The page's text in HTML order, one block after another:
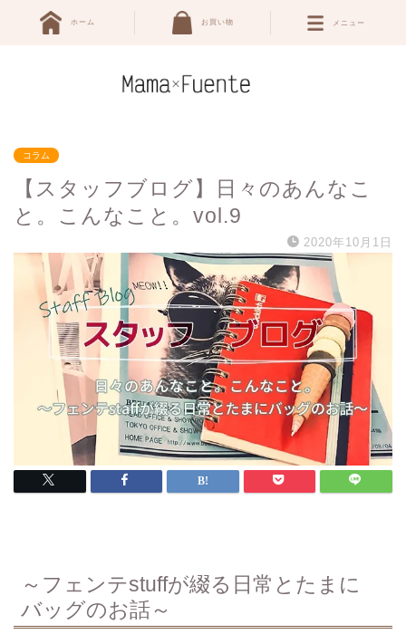
メニュー
ホーム お買い物
コラム
【スタッフブログ】日々のあんなこ
と。こんなこと。vol.9
2020年10月1日
～フェンテstuffが綴る日常とたまに
バッグのお話～